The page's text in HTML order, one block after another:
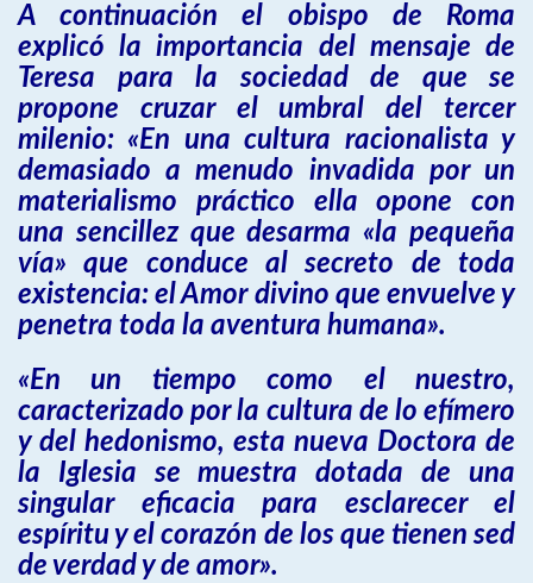
A continuación el obispo de Roma
explicó la importancia del mensaje de
Teresa para la sociedad de que se
propone cruzar el umbral del tercer
milenio: «En una cultura racionalista y
demasiado a menudo invadida por un
materialismo práctico ella opone con
una sencillez que desarma «la pequeña
vía» que conduce al secreto de toda
existencia: el Amor divino que envuelve y
penetra toda la aventura humana».
«En un tiempo como el nuestro,
caracterizado por la cultura de lo efímero
y del hedonismo, esta nueva Doctora de
la Iglesia se muestra dotada de una
singular eficacia para esclarecer el
espíritu y el corazón de los que tienen sed
de verdad y de amor».